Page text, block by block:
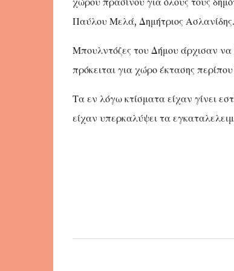
Παύλου Μελά, Δημήτριος Ασλανίδης.
Μπουλντόζες του Δήμου άρχισαν
πρόκειται για χώρο έκτασης
Τα εν λόγω κτίσματα είχαν γίνει
είχαν υπερκαλύψει τα